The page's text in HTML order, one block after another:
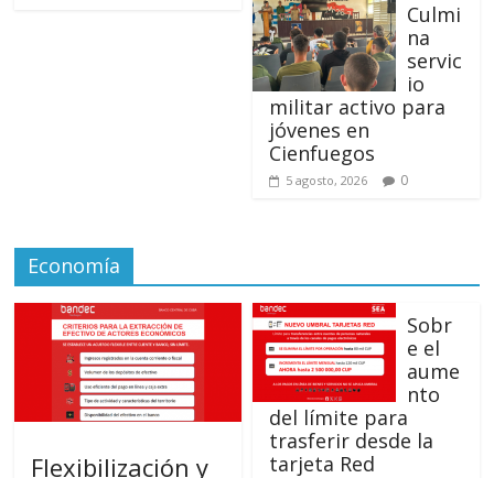
Culmi
na
servic
io
militar activo para
jóvenes en
Cienfuegos
5 agosto, 2026 0
Economía
Flexibilización y
Sobr
e el
aume
nto
del límite para
trasferir desde la
tarjeta Red